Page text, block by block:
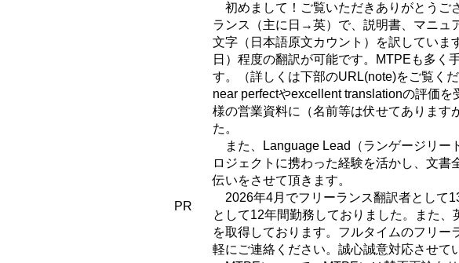
PR
初めまして！ご覧いただきありがとうご
ランス（主に日→英）で、説明書、マニュ
文字（日本語原文カウント）を訳してい
日）程度の翻訳が可能です。MTPEも多く
す。（詳しくは下部のURL(note)をご覧く
near perfectやexcellent translationの評価
様の営業資料に（名前等は伏せてあります
た。
また、Language Lead（ランゲージリー
ロジェクトに携わった経験を活かし、文
伝いをさせて頂きます。
2026年4月でフリーランス翻訳者として
として12年間勤務しておりました。また
を取得しております。フルタイムのフリ
軽にご連絡ください。誠心誠意対応させて